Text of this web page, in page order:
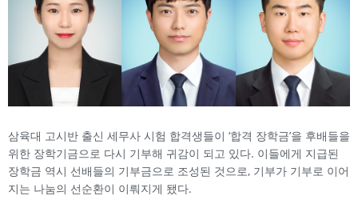
삼육대 고시반 출신 세무사 시험 합격생들이 ‘합격 장학금’을 후배들을
위한 장학기금으로 다시 기부해 귀감이 되고 있다. 이들에게 지급된
장학금 역시 선배들의 기부금으로 조성된 것으로, 기부가 기부로 이어
지는 나눔의 선순환이 이뤄지게 됐다.